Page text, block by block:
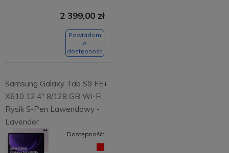
2 399,00 zł
Powiadom
o
dostępności
Samsung Galaxy Tab S9 FE+
X610 12.4" 8/128 GB Wi-Fi
Rysik S-Pen Lawendowy -
Lavender
Dostępność: